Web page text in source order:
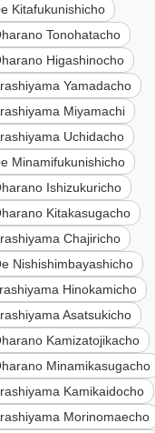
Kitafukunishicho
Tonohatacho
Higashinocho
Yamadacho
Miyamachi
Uchidacho
Minamifukunishicho
Ishizukuricho
Kitakasugacho
Chajiricho
Nishishimbayashicho
Hinokamicho
Asatsukicho
Kamizatojikacho
Minamikasugacho
Kamikaidocho
Morinomaecho